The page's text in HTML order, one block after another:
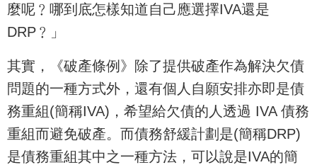
麼呢﹖哪到底怎樣知道自己應選擇IVA還是
DRP﹖」
其實，《破產條例》除了提供破產作為解決欠債
問題的一種方式外，還有個人自願安排亦即是債
務重組(簡稱IVA)，希望給欠債的人透過 IVA 債務
重組而避免破產。而債務舒緩計劃是(簡稱DRP)
是債務重組其中之一種方法，可以說是IVA的簡